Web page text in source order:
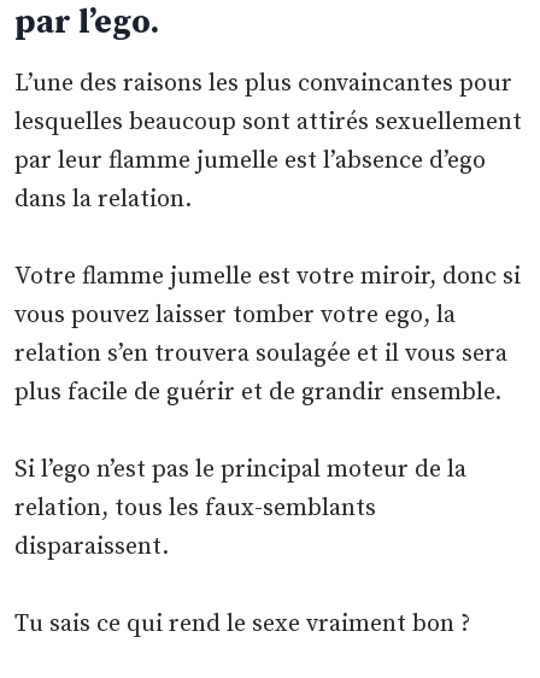
par l’ego.
L’une des raisons les plus convaincantes pour
lesquelles beaucoup sont attirés sexuellement
par leur flamme jumelle est l’absence d’ego
dans la relation.
Votre flamme jumelle est votre miroir, donc si
vous pouvez laisser tomber votre ego, la
relation s’en trouvera soulagée et il vous sera
plus facile de guérir et de grandir ensemble.
Si l’ego n’est pas le principal moteur de la
relation, tous les faux-semblants
disparaissent.
Tu sais ce qui rend le sexe vraiment bon ?